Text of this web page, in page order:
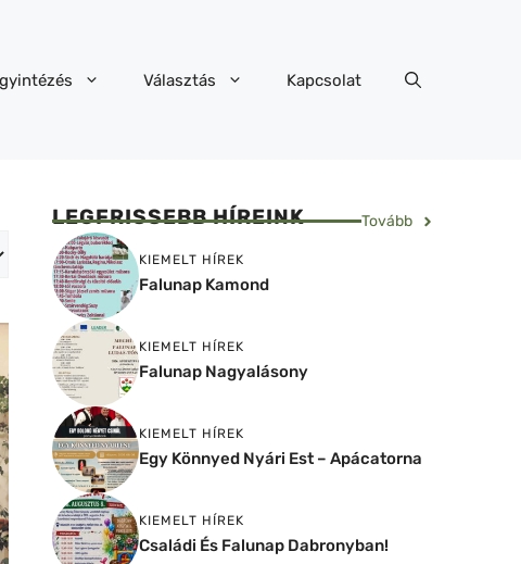
Választás Kapcsolat
LEGFRISSEBB HÍREINK Tovább
KIEMELT HÍREK
Falunap Kamond
KIEMELT HÍREK
Falunap Nagyalásony
KIEMELT HÍREK
Egy Könnyed Nyári Est – Apácatorna
KIEMELT HÍREK
Családi És Falunap Dabronyban!